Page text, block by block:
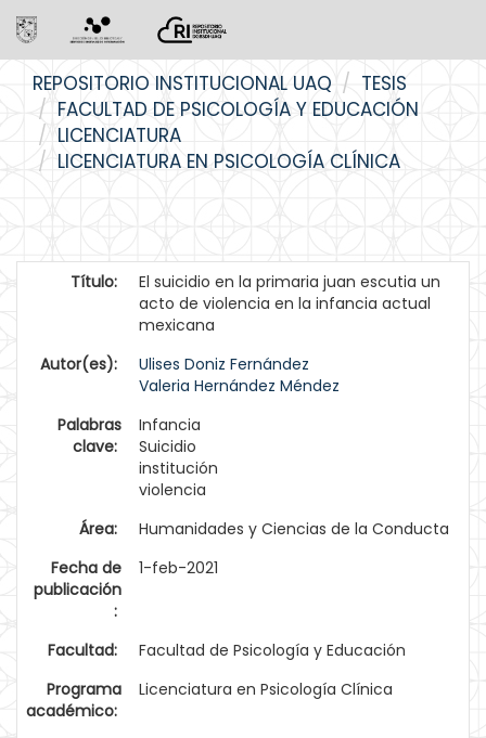
navigation
REPOSITORIO INSTITUCIONAL UAQ
TESIS
FACULTAD DE PSICOLOGÍA Y EDUCACIÓN
LICENCIATURA
LICENCIATURA EN PSICOLOGÍA CLÍNICA
Título:
El suicidio en la primaria juan escutia un
acto de violencia en la infancia actual
mexicana
Autor(es):
Ulises Doniz Fernández
Valeria Hernández Méndez
Palabras
clave:
Infancia
Suicidio
institución
violencia
Área:
Humanidades y Ciencias de la Conducta
Fecha de
publicación
:
1-feb-2021
Facultad:
Facultad de Psicología y Educación
Programa
académico:
Licenciatura en Psicología Clínica